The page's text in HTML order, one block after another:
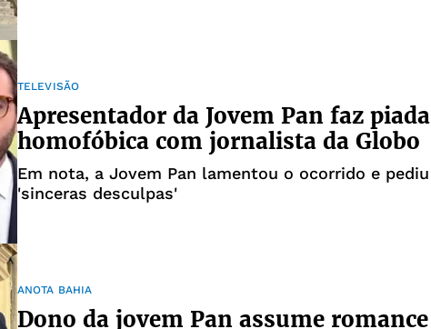
TELEVISÃO
Apresentador da Jovem Pan faz piada
homofóbica com jornalista da Globo
Em nota, a Jovem Pan lamentou o ocorrido e pediu
'sinceras desculpas'
ANOTA BAHIA
Dono da jovem Pan assume romance